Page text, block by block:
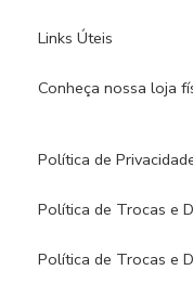
Links Úteis
Conheça nossa loja
Política de
Política de Trocas e
Política de Trocas e